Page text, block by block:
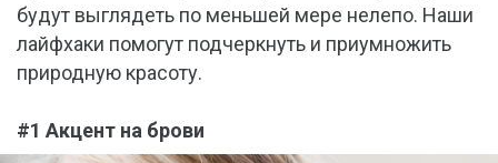
будут выглядеть по меньшей мере нелепо. Наши
лайфхаки помогут подчеркнуть и приумножить
природную красоту.
#1 Акцент на брови